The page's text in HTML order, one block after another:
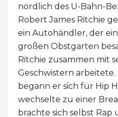
nördlich des U-Bahn-
Robert James Ritchie
ein Autohändler, der
großen Obstgarten
Ritchie zusammen mit
Geschwistern
begann er sich für Hip
wechselte zu einer
brachte sich selbst Rap